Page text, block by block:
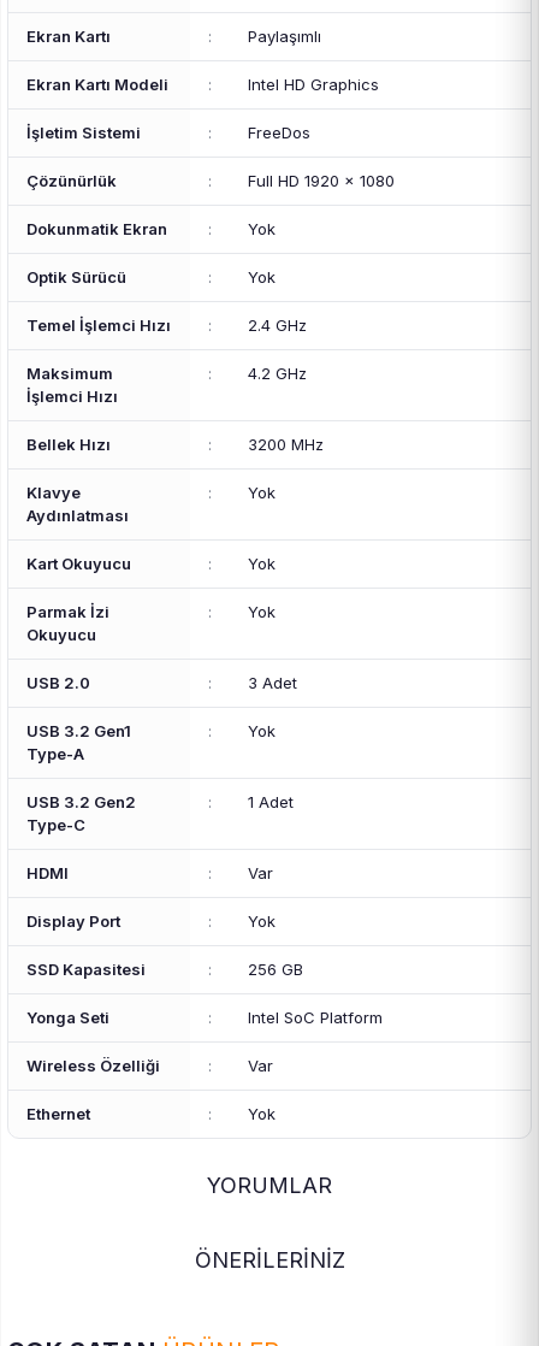
Ekran Kartı : Paylaşımlı
Ekran Kartı Modeli : Intel HD Graphics
İşletim Sistemi : FreeDos
Çözünürlük : Full HD 1920 x 1080
Dokunmatik Ekran : Yok
Optik Sürücü : Yok
Temel İşlemci Hızı : 2.4 GHz
Maksimum
İşlemci Hızı
: 4.2 GHz
Bellek Hızı : 3200 MHz
Klavye
Aydınlatması
: Yok
Kart Okuyucu : Yok
Parmak İzi
Okuyucu
: Yok
USB 2.0 : 3 Adet
USB 3.2 Gen1
Type-A
: Yok
USB 3.2 Gen2
Type-C
: 1 Adet
HDMI : Var
Display Port : Yok
SSD Kapasitesi : 256 GB
Yonga Seti : Intel SoC Platform
Wireless Özelliği : Var
Ethernet : Yok
YORUMLAR
ÖNERİLERİNİZ